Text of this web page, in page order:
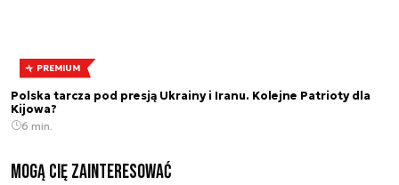
PREMIUM
Polska tarcza pod presją Ukrainy i Iranu. Kolejne Patrioty dla
Kijowa?
6 min.
Mogą Cię zainteresować